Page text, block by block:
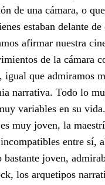
de una cámara, o
estaban delante
afirmar nuestra
de la cámara
igual que admiramos
narrativa. Todo lo
variables en su
muy joven, la
entre sí,
bastante joven,
los arquetipos